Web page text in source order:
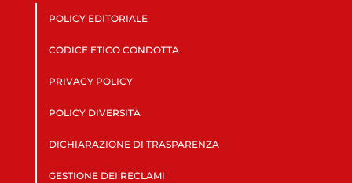
POLICY EDITORIALE
CODICE ETICO CONDOTTA
PRIVACY POLICY
POLICY DIVERSITÀ
DICHIARAZIONE DI TRASPARENZA
GESTIONE DEI RECLAMI